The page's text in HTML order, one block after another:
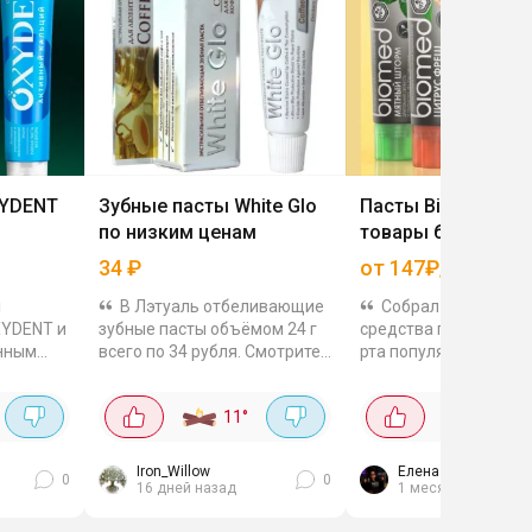
и
0
Зубные пасты White Glo
по низким ценам
34₽
В Лэтуаль отбеливающие
зубные пасты объёмом 24 г
всего по 34 рубля. Смотрите
не много. В составе разные
формулы под разные
задачи....
11°
Iron_Willow
16 дней назад
0
Пасты Biomed и
товары бренда
от 147₽/шт
Собрал подборку
средства гигиены
рта популярного
ополаскиватели,
пенки. 2 шт по 500 мл
ополаскивателя
антибактериального
Елена Соколова
1 месяц назад